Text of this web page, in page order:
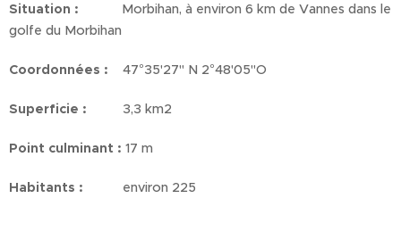
Situation : Morbihan, à environ 6 km de Vannes dans le
golfe du Morbihan
Coordonnées : 47°35'27'' N 2°48'05''O
Superficie : 3,3 km2
Point culminant : 17 m
Habitants : environ 225